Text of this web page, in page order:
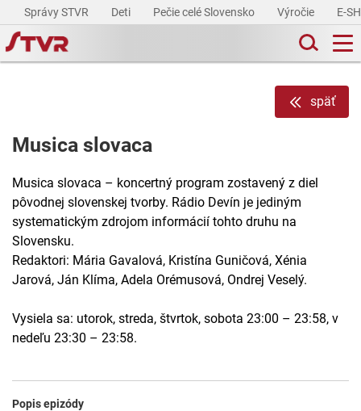
Správy STVR Deti Pečie celé Slovensko Výročie E-
späť
Musica slovaca
Musica slovaca – koncertný program zostavený z diel
pôvodnej slovenskej tvorby. Rádio Devín je jediným
systematickým zdrojom informácií tohto druhu na
Slovensku.
Redaktori: Mária Gavalová, Kristína Guničová, Xénia
Jarová, Ján Klíma, Adela Orémusová, Ondrej Veselý.
Vysiela sa: utorok, streda, štvrtok, sobota 23:00 – 23:58, v
nedeľu 23:30 – 23:58.
Popis epizódy